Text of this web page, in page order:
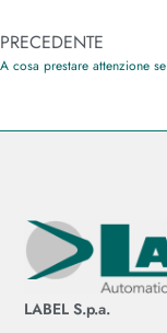
PRECEDENTE
LABEL S.p.a.